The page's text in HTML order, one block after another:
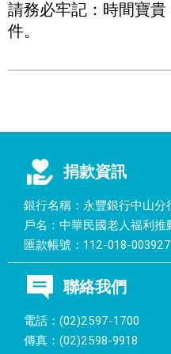
請務必牢記： 時間寶
件。
捐款資訊
銀行名稱：永豐銀行中山分
戶名：中華民國老人福利推
匯款帳號：112-018-
聯絡我們
電話：(02)2597-1700
傳真：(02)2598-9918